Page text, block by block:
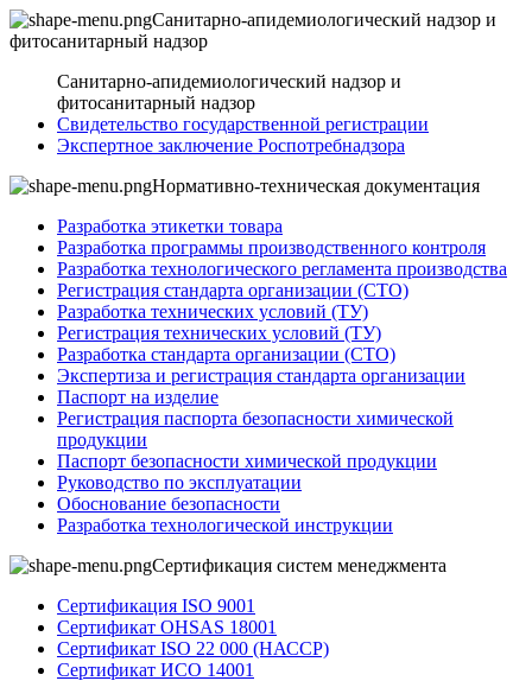
Санитарно-апидемиологический надзор и
фитосанитарный надзор
Санитарно-апидемиологический надзор и
фитосанитарный надзор
Свидетельство государственной регистрации
Экспертное заключение Роспотребнадзора
Нормативно-техническая документация
Разработка этикетки товара
Разработка программы производственного контроля
Разработка технологического регламента производства
Регистрация стандарта организации (СТО)
Разработка технических условий (ТУ)
Регистрация технических условий (ТУ)
Разработка стандарта организации (СТО)
Экспертиза и регистрация стандарта организации
Паспорт на изделие
Регистрация паспорта безопасности химической
продукции
Паспорт безопасности химической продукции
Руководство по эксплуатации
Обоснование безопасности
Разработка технологической инструкции
Сертификация систем менеджмента
Сертификация ISO 9001
Сертификат OHSAS 18001
Сертификат ISO 22 000 (НАССР)
Сертификат ИСО 14001